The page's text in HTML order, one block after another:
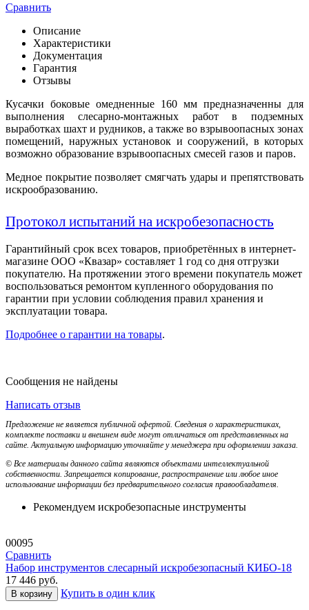
Сравнить
Описание
Характеристики
Документация
Гарантия
Отзывы
Кусачки боковые омедненные 160 мм предназначенны для
выполнения слесарно-монтажных работ в подземных
выработках шахт и рудников, а также во взрывоопасных зонах
помещений, наружных установок и сооружений, в которых
возможно образование взрывоопасных смесей газов и паров.
Медное покрытие позволяет смягчать удары и препятствовать
искрообразованию.
Протокол испытаний на искробезопасность
Гарантийный срок всех товаров, приобретённых в интернет-
магазине ООО «Квазар» составляет 1 год со дня отгрузки
покупателю. На протяжении этого времени покупатель может
воспользоваться ремонтом купленного оборудования по
гарантии при условии соблюдения правил хранения и
эксплуатации товара.
Подробнее о гарантии на товары.
Сообщения не найдены
Написать отзыв
Предложение не является публичной офертой. Сведения о характеристиках,
комплекте поставки и внешнем виде могут отличаться от представленных на
сайте. Актуальную информацию уточняйте у менеджера при оформлении заказа.
© Все материалы данного сайта являются объектами интеллектуальной
собственности. Запрещается копирование, распространение или любое иное
использование информации без предварительного согласия правообладателя.
Рекомендуем искробезопасные инструменты
00095
Сравнить
Набор инструментов слесарный искробезопасный КИБО-18
17 446 руб.
В корзину Купить в один клик